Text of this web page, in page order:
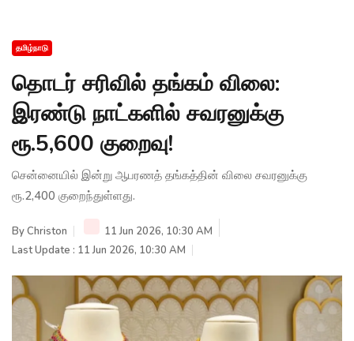
தமிழ்நாடு
தொடர் சரிவில் தங்கம் விலை:
இரண்டு நாட்களில் சவரனுக்கு
ரூ.5,600 குறைவு!
சென்னையில் இன்று ஆபரணத் தங்கத்தின் விலை சவரனுக்கு
ரூ.2,400 குறைந்துள்ளது.
ByChriston
11 Jun 2026, 10:30 AM
Last Update : 11 Jun 2026, 10:30 AM